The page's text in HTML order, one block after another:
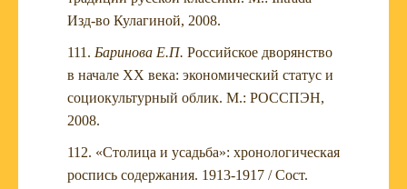
Изд-во Кулагиной, 2008.
Баринова Е.П. Российское дворянство
в начале XX века: экономический статус и
социокультурный облик. М.: РОССПЭН,
2008.
«Столица и усадьба»: хронологическая
роспись содержания. 1913-1917 / Сост.